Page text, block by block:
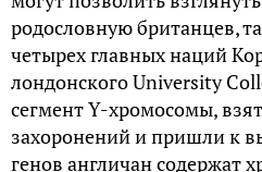
родословную британцев,
четырех главных наций
лондонского University
сегмент Y-хромосомы,
захоронений и пришли к
генов англичан содержат